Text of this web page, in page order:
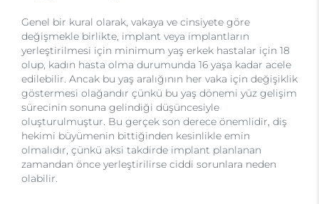
Genel bir kural olarak, vakaya ve cinsiyete göre
değişmekle birlikte, implant veya implantların
yerleştirilmesi için minimum yaş erkek hastalar için 18
olup, kadın hasta olma durumunda 16 yaşa kadar acele
edilebilir. Ancak bu yaş aralığının her vaka için değişiklik
göstermesi olağandır çünkü bu yaş dönemi yüz gelişim
sürecinin sonuna gelindiği düşüncesiyle
oluşturulmuştur. Bu gerçek son derece önemlidir, diş
hekimi büyümenin bittiğinden kesinlikle emin
olmalıdır, çünkü aksi takdirde implant planlanan
zamandan önce yerleştirilirse ciddi sorunlara neden
olabilir.